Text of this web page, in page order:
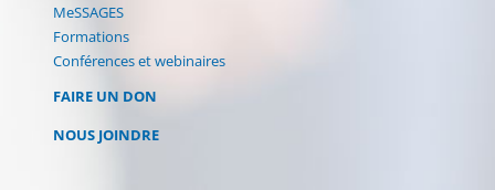
MeSSAGES
Formations
Conférences et webinaires
FAIRE UN DON
NOUS JOINDRE